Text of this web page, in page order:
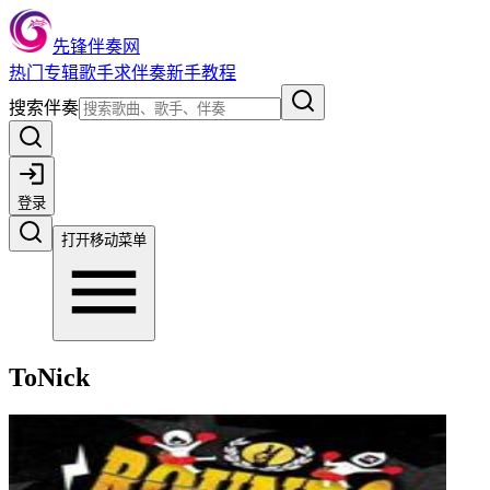
先锋伴奏网
热门 专辑歌手求伴奏新手教程
搜索伴奏
登录
打开移动菜单
ToNick